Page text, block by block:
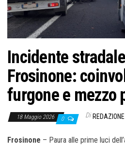
Incidente
Frosinone:
furgone e mezzo
18 Maggio 2026 0 Di REDAZIONE
Frosinone – Paura alle prime luci